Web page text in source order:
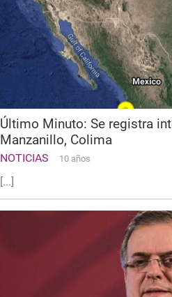
Último Minuto: Se registra
Manzanillo, Colima
NOTICIAS 10 años
[...]